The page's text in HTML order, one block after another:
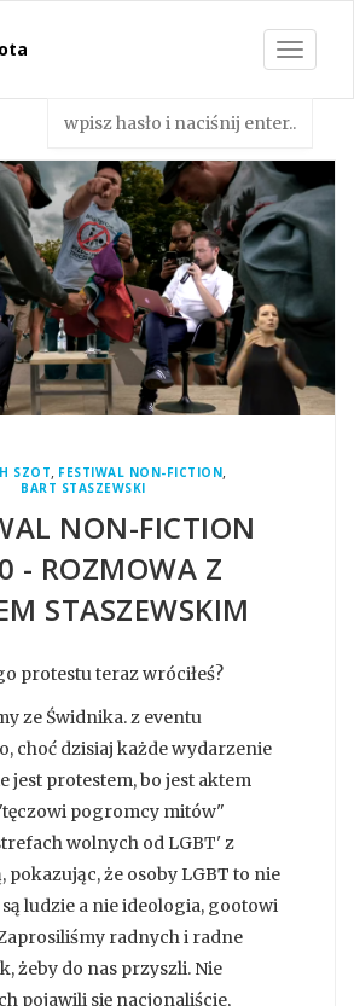
Toggle
SZOT, FESTIWAL NON-FICTION,
BART STASZEWSKI
NON-FICTION
- ROZMOWA Z
STASZEWSKIM
protestu teraz wróciłeś?
ze Świdnika. z eventu
choć dzisiaj każde wydarzenie
jest protestem, bo jest aktem
pogromcy mitów"
wolnych od LGBT' z
pokazując, że osoby LGBT to nie
są ludzie a nie ideologia, gootowi
radnych i radne
żeby do nas przyszli. Nie
pojawili się nacjonaliście,